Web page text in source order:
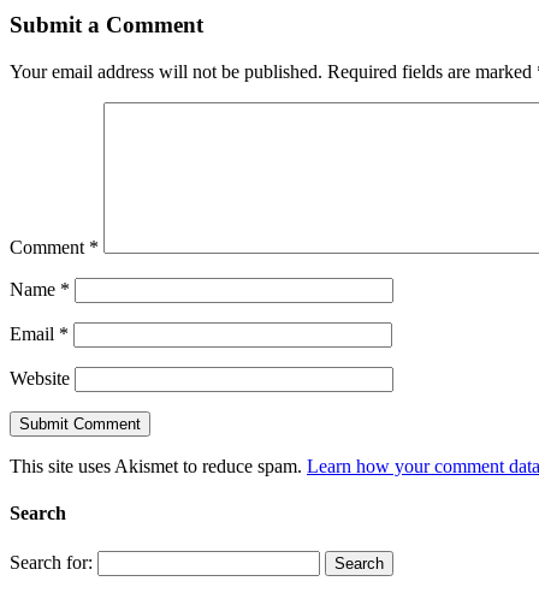
Submit a Comment
Your email address will not be published. Required fields are marked
Comment *
Name *
Email *
Website
This site uses Akismet to reduce spam. Learn how your comment
Search
Search for: